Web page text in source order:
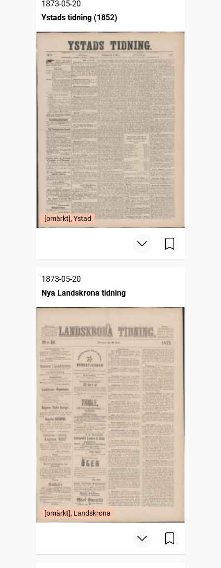
1873-05-20
Ystads tidning (1852)
[omärkt], Ystad
1873-05-20
Nya Landskrona tidning
[omärkt], Landskrona